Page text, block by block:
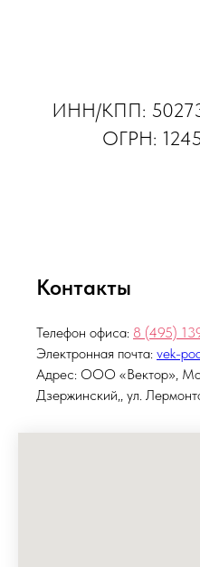
ИНН/КПП:
ОГРН:
Контакты
Телефон офиса: 8 (495)
Электронная почта: vek-
Адрес: ООО «Вектор»,
Дзержинский,, ул.